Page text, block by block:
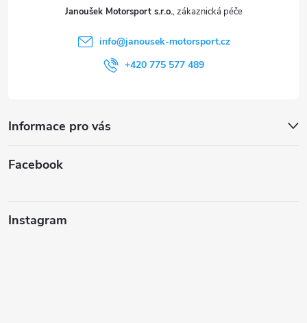
Janoušek Motorsport s.r.o.
info@janousek-motorsport.cz
+420 775 577 489
Informace pro vás
Facebook
Instagram